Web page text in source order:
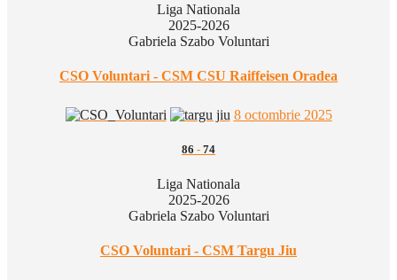
Liga Nationala
2025-2026
Gabriela Szabo Voluntari
CSO Voluntari - CSM CSU Raiffeisen Oradea
8 octombrie 2025
86 - 74
Liga Nationala
2025-2026
Gabriela Szabo Voluntari
CSO Voluntari - CSM Targu Jiu